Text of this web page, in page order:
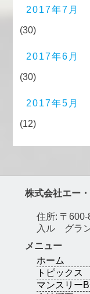
2017年7月
(30)
2017年6月
(30)
2017年5月
(12)
株式会社エー
住所: 〒
入ル グラ
メニュー
ホーム
トピックス
マンスリー